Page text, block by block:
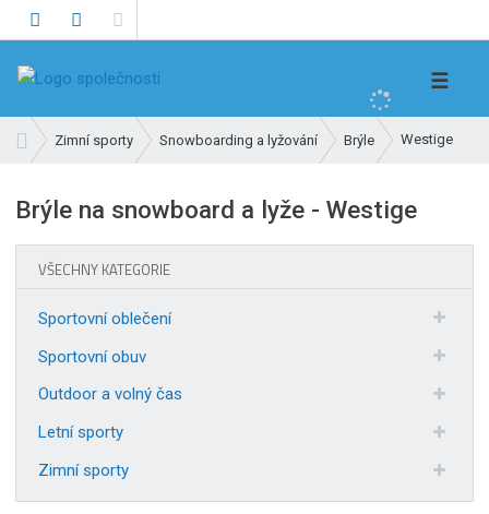
d
a
☰
v
d
Zimní sporty Snowboarding a lyžování Brýle Westige
Brýle na snowboard a lyže - Westige
VŠECHNY KATEGORIE
Sportovní oblečení
Sportovní obuv
Outdoor a volný čas
Letní sporty
Zimní sporty